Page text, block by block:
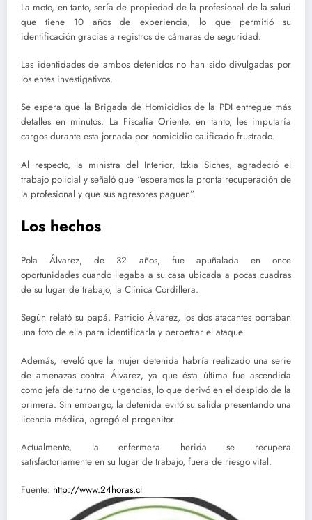
La moto, en tanto, sería de propiedad de la profesional de la salud
que tiene 10 años de experiencia, lo que permitió su
identificación gracias a registros de cámaras de seguridad.
Las identidades de ambos detenidos no han sido divulgadas por
los entes investigativos.
Se espera que la Brigada de Homicidios de la PDI entregue más
detalles en minutos. La Fiscalía Oriente, en tanto, les imputaría
cargos durante esta jornada por homicidio calificado frustrado.
Al respecto, la ministra del Interior, Izkia Siches, agradeció el
trabajo policial y señaló que “esperamos la pronta recuperación de
la profesional y que sus agresores paguen”.
Los hechos
Pola Álvarez, de 32 años, fue apuñalada en once
oportunidades cuando llegaba a su casa ubicada a pocas cuadras
de su lugar de trabajo, la Clínica Cordillera.
Según relató su papá, Patricio Álvarez, los dos atacantes portaban
una foto de ella para identificarla y perpetrar el ataque.
Además, reveló que la mujer detenida habría realizado una serie
de amenazas contra Álvarez, ya que ésta última fue ascendida
como jefa de turno de urgencias, lo que derivó en el despido de la
primera. Sin embargo, la detenida evitó su salida presentando una
licencia médica, agregó el progenitor.
Actualmente, la enfermera herida se recupera
satisfactoriamente en su lugar de trabajo, fuera de riesgo vital.
Fuente: http://www.24horas.cl